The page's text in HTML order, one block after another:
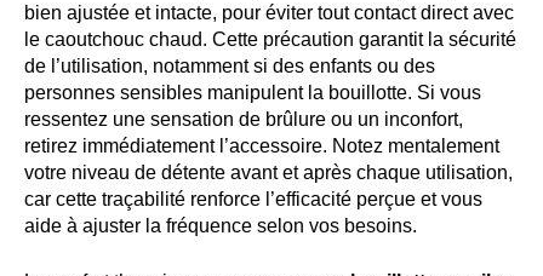
bien ajustée et intacte, pour éviter tout contact direct avec
le caoutchouc chaud. Cette précaution garantit la sécurité
de l’utilisation, notamment si des enfants ou des
personnes sensibles manipulent la bouillotte. Si vous
ressentez une sensation de brûlure ou un inconfort,
retirez immédiatement l’accessoire. Notez mentalement
votre niveau de détente avant et après chaque utilisation,
car cette traçabilité renforce l’efficacité perçue et vous
aide à ajuster la fréquence selon vos besoins.